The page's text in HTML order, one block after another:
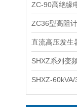
ZC-90高绝缘
ZC36型高阻计
直流高压发生
SHXZ系列变